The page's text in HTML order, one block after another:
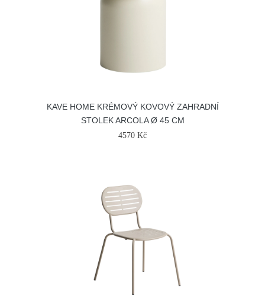
KAVE HOME KRÉMOVÝ KOVOVÝ ZAHRADNÍ
STOLEK ARCOLA Ø 45 CM
4570 Kč